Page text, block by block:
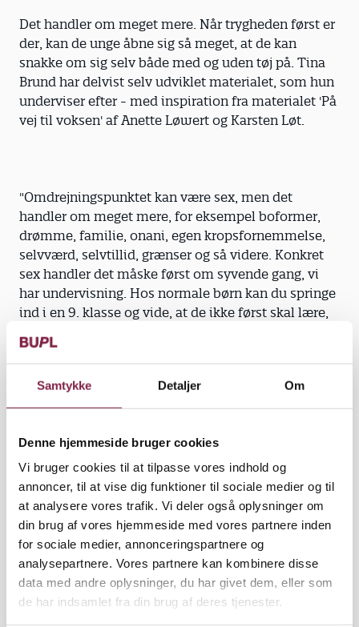
Samtykke Detaljer Om
Denne hjemmeside bruger cookies
Vi bruger cookies til at tilpasse vores indhold og
annoncer, til at vise dig funktioner til sociale medier og til
at analysere vores trafik. Vi deler også oplysninger om
din brug af vores hjemmeside med vores partnere inden
for sociale medier, annonceringspartnere og
analysepartnere. Vores partnere kan kombinere disse
data med andre oplysninger, du har givet dem, eller som
de har indsamlet fra din brug af deres tjenester.
Det handler om meget mere. Når trygheden først er
der, kan de unge åbne sig så meget, at de kan
snakke om sig selv både med og uden tøj på. Tina
Brund har delvist selv udviklet materialet, som hun
underviser efter - med inspiration fra materialet 'På
vej til voksen' af Anette Løwert og Karsten Løt.
"Omdrejningspunktet kan være sex, men det
handler om meget mere, for eksempel boformer,
drømme, familie, onani, egen kropsfornemmelse,
selvværd, selvtillid, grænser og så videre. Konkret
sex handler det måske først om syvende gang, vi
har undervisning. Hos normale børn kan du springe
ind i en 9. klasse og vide, at de ikke først skal lære,
disse unge lære først."
understreger, at seksualvejlederen skal have styr på
sin egen seksualitet. Hun griner lidt af sin egen
højgravide mave og af, at den lille ny bliver den
fjerde i rækken.
"Jeg skal være tydelig og bevidst om mine egne
grænser, om hvad jeg vil være med til, og hvor jeg
stiger af. Mine egne tre børn har da også profiteret
af min tydelighed på samme måde som de unge